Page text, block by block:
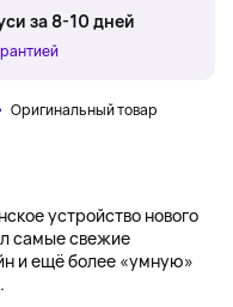
за 8-10 дней
Оригинальный товар
устройство нового
самые свежие
и ещё более «умную»